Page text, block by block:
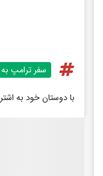
سفر ترامپ
با دوستان خود به